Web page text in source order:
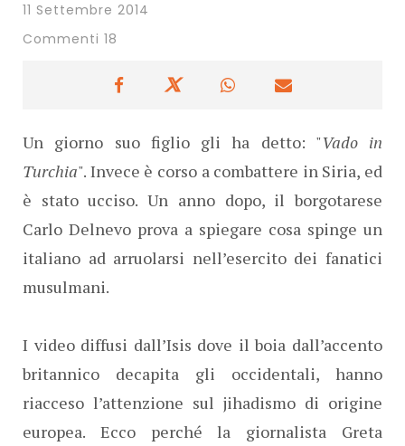
11 Settembre 2014
Commenti 18
Un giorno suo figlio gli ha detto: "Vado in
Turchia". Invece è corso a combattere in Siria, ed
è stato ucciso. Un anno dopo, il borgotarese
Carlo Delnevo prova a spiegare cosa spinge un
italiano ad arruolarsi nell’esercito dei fanatici
musulmani.
I video diffusi dall’Isis dove il boia dall’accento
britannico decapita gli occidentali, hanno
riacceso l’attenzione sul jihadismo di origine
europea. Ecco perché la giornalista Greta